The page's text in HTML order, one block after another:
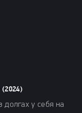
у себя на